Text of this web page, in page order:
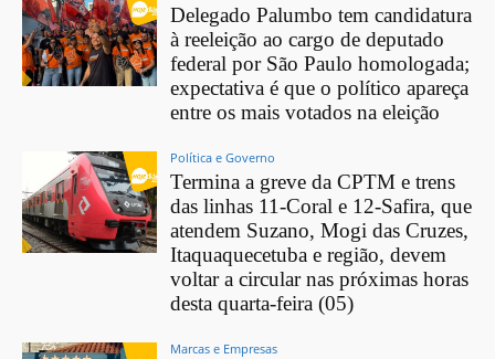
Delegado Palumbo tem candidatura
à reeleição ao cargo de deputado
federal por São Paulo homologada;
expectativa é que o político apareça
entre os mais votados na eleição
Política e Governo
Termina a greve da CPTM e trens
das linhas 11-Coral e 12-Safira, que
atendem Suzano, Mogi das Cruzes,
Itaquaquecetuba e região, devem
voltar a circular nas próximas horas
desta quarta-feira (05)
Marcas e Empresas